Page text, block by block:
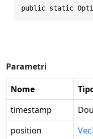
public static
Parametri
Nome
timestamp
position